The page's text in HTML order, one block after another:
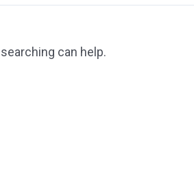
can help.